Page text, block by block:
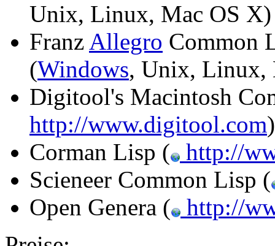
Unix, Linux, Mac OS X)
Franz Allegro Common
(Windows, Unix, Linux,
Digitool's Macintosh
http://www.digitool.com
Corman Lisp (
http://
Scieneer Common Lisp (
Open Genera (
http://